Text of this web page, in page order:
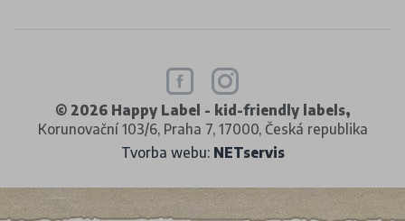
© 2026 Happy Label - kid-friendly labels,
Korunovační 103/6, Praha 7, 17000, Česká republika
Tvorba webu: NETservis